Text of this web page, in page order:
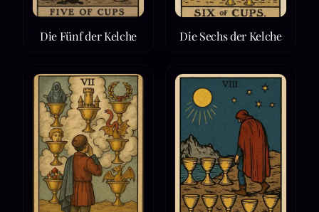
Die Fünf der Kelche Die Sechs der Kelche